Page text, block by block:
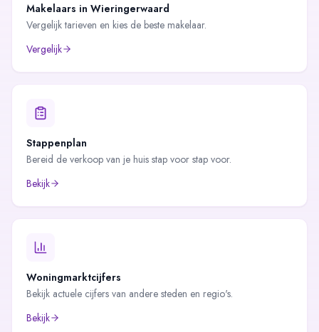
Makelaars in Wieringerwaard
Vergelijk tarieven en kies de beste makelaar.
Vergelijk
Stappenplan
Bereid de verkoop van je huis stap voor stap voor.
Bekijk
Woningmarktcijfers
Bekijk actuele cijfers van andere steden en regio's.
Bekijk